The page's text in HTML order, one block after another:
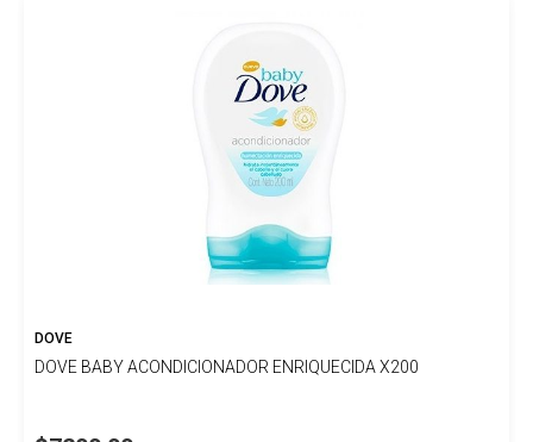
DOVE
DOVE BABY ACONDICIONADOR ENRIQUECIDA X200